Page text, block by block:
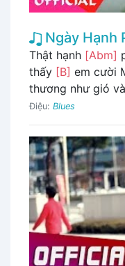
Ngày Hạnh
Thật hạnh [Abm]
thấy [B] em cười
thương như gió và
Điệu: Blues